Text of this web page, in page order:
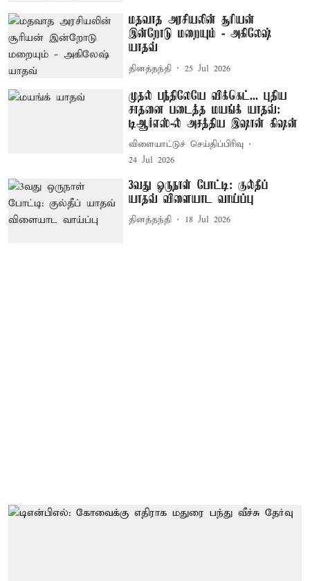
மதவாத அரசியலின் சூரியன்
இன்றோடு மறையும் - அகிலேஷ்
யாதவ்
தினத்தந்தி 25 Jul 2026
முதல் பந்திலேயே விக்கெட்... புதிய
சாதனை படைத்த மயங்க் யாதவ்:
டிஆர்எஸ்-ல் அசத்திய இஷான் கிஷன்
விளையாட்டுச் செய்திப்பிரிவு
24 Jul 2026
3வது ஒருநாள் போட்டி: குல்தீப்
யாதவ் விளையாட வாய்ப்பு
தினத்தந்தி 18 Jul 2026